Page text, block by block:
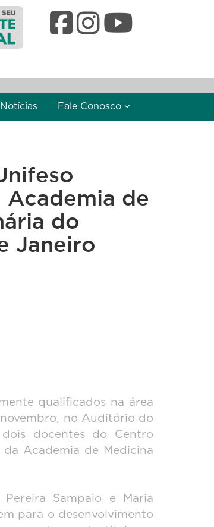
Notícias Fale Conosco
Academia de
do
Janeiro
qualificados na área
no Auditório do
docentes do Centro
Academia de Medicina
Sampaio e Maria
para o desenvolvimento